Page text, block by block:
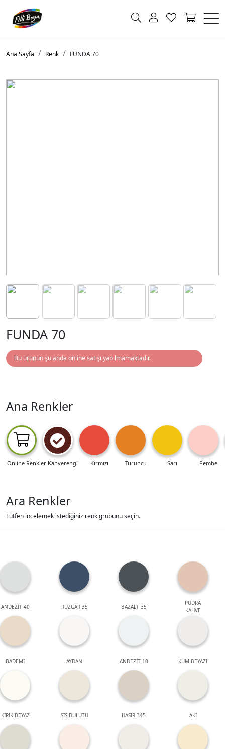
Ana Sayfa Renk FUNDA 70
FUNDA 70
Bu ürünün şu anda online satışı yapılmamaktadır.
Ana Renkler
Online Renkler Kahverengi Kırmızı Turuncu Sarı Pembe
Ara Renkler
Lütfen incelemek istediğiniz renk grubunu seçin.
ANDEZİT 40 RÜZGAR 35 BAZALT 35
PUDRA
KAHVE
BADEMİ AYDAN ANDEZİT 10 KUM BEYAZI
KIRIK BEYAZ SİS BULUTU HASIR 345 AKİ